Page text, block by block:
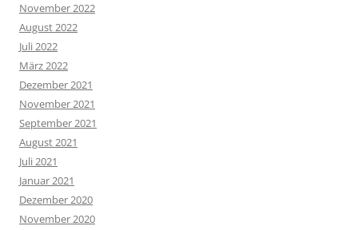
November 2022
August 2022
Juli 2022
März 2022
Dezember 2021
November 2021
September 2021
August 2021
Juli 2021
Januar 2021
Dezember 2020
November 2020